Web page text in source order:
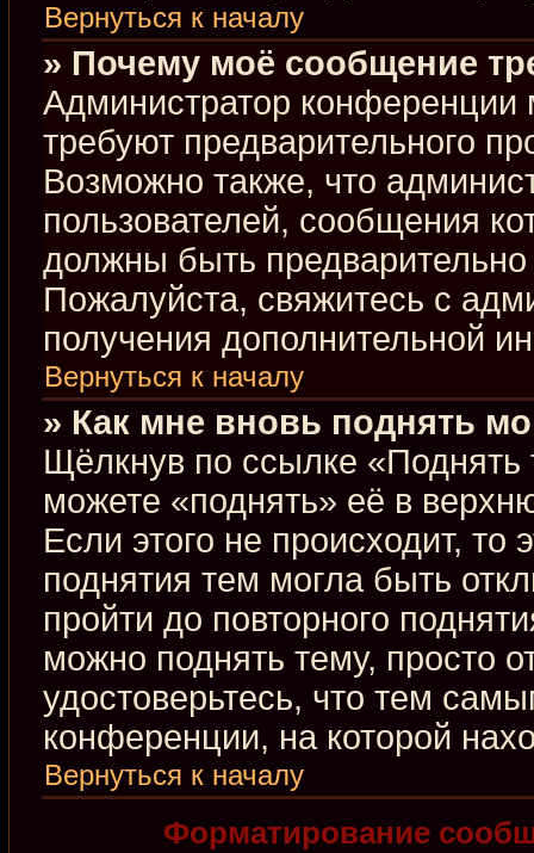
Вернуться к началу
» Почему моё сообщение
Администратор
требуют предварительного
Возможно также, что
пользователей, сообщения
должны быть
Пожалуйста, свяжитесь с
получения дополнительной
Вернуться к началу
» Как мне вновь поднять
Щёлкнув по ссылке
можете «поднять» её в
Если этого не происходит, то
поднятия тем могла быть
пройти до повторного
можно поднять тему, просто
удостоверьтесь, что тем
конференции, на которой
Вернуться к началу
Форматирование